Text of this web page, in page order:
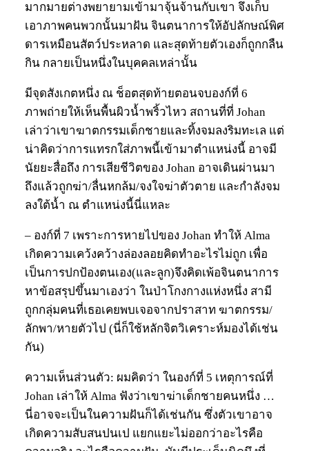
มากมายต่างพยายามเข้ามาจุ้นจ้านกับเขา จึงเก็บ
เอาภาพคนพวกนั้นมาฝัน จินตนาการให้อัปลักษณ์พิศ
ดารเหมือนสัตว์ประหลาด และสุดท้ายตัวเองก็ถูกกลืน
กิน กลายเป็นหนึ่งในบุคคลเหล่านั้น
มีจุดสังเกตหนึ่ง ณ ช็อตสุดท้ายตอนจบองก์ที่ 6
ภาพถ่ายให้เห็นพื้นผิวน้ำพริ้วไหว สถานที่ที่ Johan
เล่าว่าเขาฆาตกรรมเด็กชายและทิ้งจมลงริมทะเล แต่
น่าคิดว่าการแทรกใส่ภาพนี้เข้ามาตำแหน่งนี้ อาจมี
นัยยะสื่อถึง การเสียชีวิตของ Johan อาจเดินผ่านมา
ถึงแล้วถูกฆ่า/ลื่นหกล้ม/จงใจฆ่าตัวตาย และกำลังจม
ลงใต้น้ำ ณ ตำแหน่งนี้นี่แหละ
– องก์ที่ 7 เพราะการหายไปของ Johan ทำให้ Alma
เกิดความเคว้งคว้างล่องลอยคิดทำอะไรไม่ถูก เพื่อ
เป็นการปกป้องตนเอง(และลูก)จึงคิดเพ้อจินตนาการ
หาข้อสรุปขึ้นมาเองว่า ในป่าโกงกางแห่งหนึ่ง สามี
ถูกกลุ่มคนที่เธอเคยพบเจอจากปราสาท ฆาตกรรม/
ลักพา/หายตัวไป (นี่ก็ใช้หลักจิตวิเคราะห์มองได้เช่น
กัน)
ความเห็นส่วนตัว: ผมคิดว่า ในองก์ที่ 5 เหตุการณ์ที่
Johan เล่าให้ Alma ฟังว่าเขาฆ่าเด็กชายคนหนึ่ง …
นี่อาจจะเป็นในความฝันก็ได้เช่นกัน ซึ่งตัวเขาอาจ
เกิดความสับสนปนเป แยกแยะไม่ออกว่าอะไรคือ